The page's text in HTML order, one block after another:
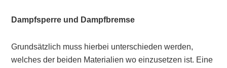
Dampfsperre und Dampfbremse
Grundsätzlich muss hierbei unterschieden werden,
welches der beiden Materialien wo einzusetzen ist. Eine